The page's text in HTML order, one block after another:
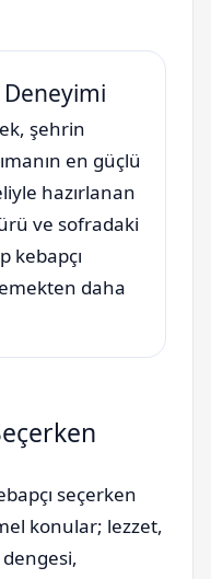
Deneyimi
şehrin
en güçlü
hazırlanan
ve sofradaki
kebapçı
daha
seçerken
konular; lezzet,
dengesi,